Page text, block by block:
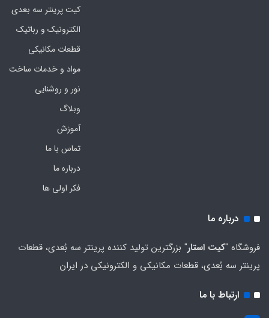
کیت پرینتر سه بعدی
الکترونیک و رباتیک
قطعات مکانیکی
مواد و خدمات ساخت
نور و روشنایی
وبلاگ
آموزش
تماس با ما
درباره ما
فکر اولی ها
درباره ما
فروشگاه "کیت استار" بزرگترین تولید کننده پرینتر سه بُعدی، قطعات
پرینتر سه بُعدی، قطعات مکانیکی و الکترونیکی در ایران
ارتباط با ما